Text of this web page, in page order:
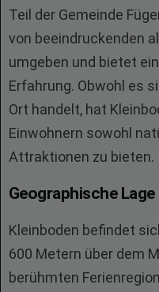
Teil der Gemeinde
von beeindruckenden
umgeben und bietet
Erfahrung. Obwohl es
Ort handelt, hat
Einwohnern sowohl
Attraktionen zu bieten.
Geographische Lage
Kleinboden befindet
600 Metern über dem
berühmten